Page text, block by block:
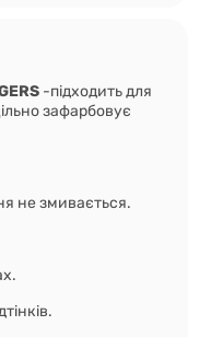
-підходить для
зафарбовує
не змивається.